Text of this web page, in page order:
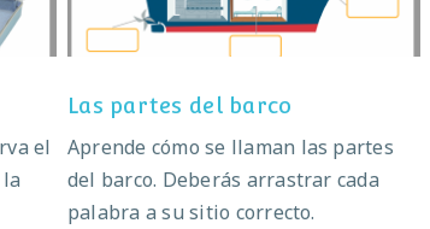
el
Las partes del barco
Aprende cómo se llaman las partes
del barco. Deberás arrastrar cada
palabra a su sitio correcto.